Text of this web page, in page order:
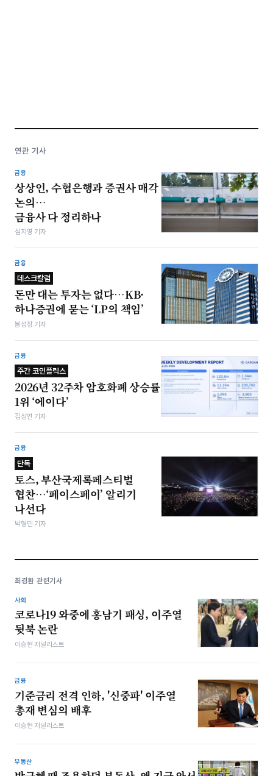
연관 기사
금융
상상인, 수협은행과 증권사 매각
논의…
금융사 다 정리하나
심지영 기자
금융
데스크칼럼
돈만 대는 투자는 없다…KB·
하나증권에 묻는 ‘LP의 책임’
봉성창 기자
금융
주간 코인플릭스
2026년 32주차 암호화폐 상승률
1위 ‘에이다’
김상연 기자
금융
단독
토스, 부산국제록페스티벌
협찬…‘페이스페이’ 알리기
나선다
박형민 기자
최경환 관련기사
사회
코로나19 와중에 홍남기 패싱, 이주열
뒷북 논란
이승현 저널리스트
금융
기준금리 전격 인하, '신중파' 이주열
총재 변심의 배후
이승현 저널리스트
부동산